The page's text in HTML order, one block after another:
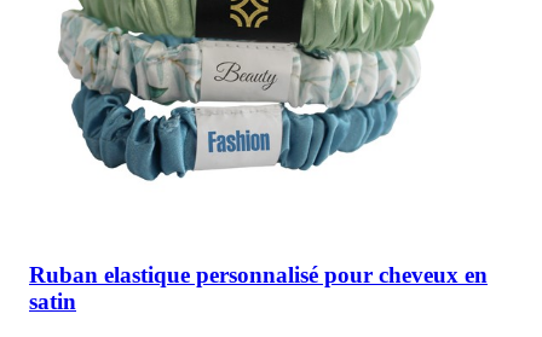
Ruban elastique personnalisé pour cheveux en
satin